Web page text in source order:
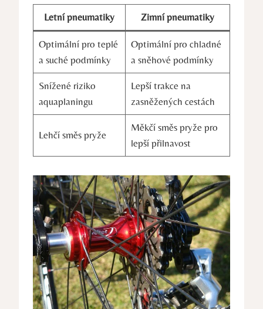
Letní pneumatiky Zimní pneumatiky
Optimální pro teplé
a suché podmínky
Optimální pro chladné
a sněhové podmínky
Snížené riziko
aquaplaningu
Lepší trakce na
zasněžených cestách
Lehčí směs pryže
Měkčí směs pryže pro
lepší přilnavost